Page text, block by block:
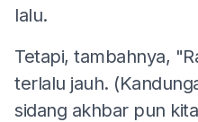
lalu.
Tetapi, tambahnya,
terlalu jauh.
sidang akhbar pun